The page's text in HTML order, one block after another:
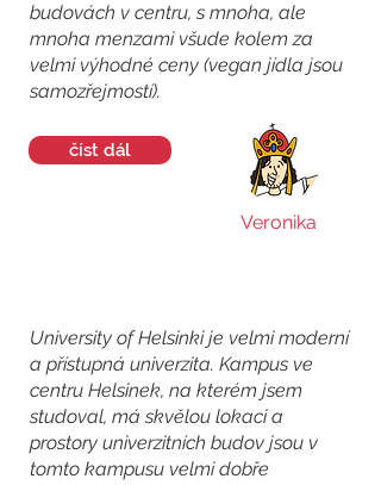
budovách v centru, s mnoha, ale
mnoha menzami všude kolem za
velmi výhodné ceny (vegan jídla jsou
samozřejmostí).
číst dál
Veronika
University of Helsinki je velmi moderní
a přístupná univerzita. Kampus ve
centru Helsinek, na kterém jsem
studoval, má skvělou lokaci a
prostory univerzitních budov jsou v
tomto kampusu velmi dobře